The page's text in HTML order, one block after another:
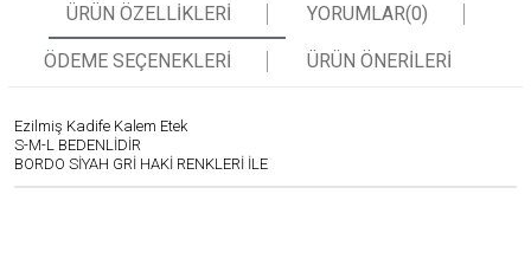
ÜRÜN ÖZELLIKLERI YORUMLAR(0)
ÖDEME SEÇENEKLERI ÜRÜN ÖNERILERI
Ezilmiş Kadife Kalem Etek
S-M-L BEDENLİDİR
BORDO SİYAH GRİ HAKİ RENKLERİ İLE